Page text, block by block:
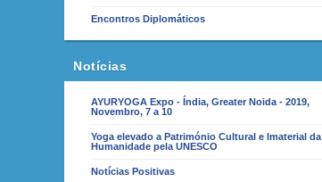
Encontros Diplomáticos
Notícias
AYURYOGA Expo - Índia, Greater Noida - 2019,
Novembro, 7 a 10
Yoga elevado a Património Cultural e Imaterial da
Humanidade pela UNESCO
Notícias Positivas